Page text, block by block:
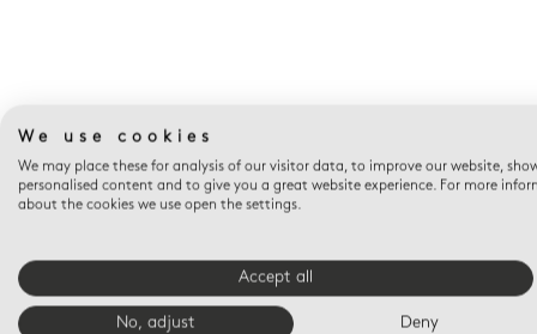
We use cookies
We may place these for analysis of our visitor data, to improve our website,
personalised content and to give you a great website experience. For more
about the cookies we use open the settings.
Accept all
No, adjust Deny